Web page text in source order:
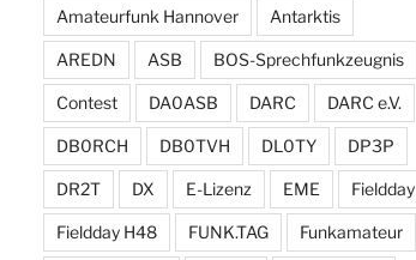
Amateurfunk Hannover Antarktis
AREDN ASB BOS-Sprechfunkzeugnis
Contest DA0ASB DARC DARC e.V.
DB0RCH DB0TVH DL0TY DP3P
DR2T DX E-Lizenz EME Fieldday
Fieldday H48 FUNK.TAG Funkamateur